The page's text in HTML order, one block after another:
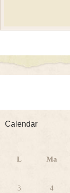
Calendar
L Ma
3
4